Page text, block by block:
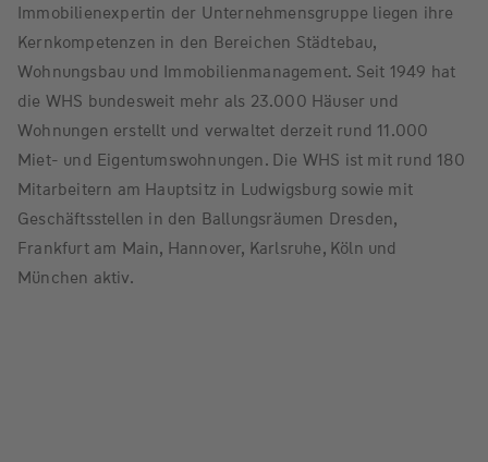
Immobilienexpertin der Unternehmensgruppe liegen ihre
Kernkompetenzen in den Bereichen Städtebau,
Wohnungsbau und Immobilienmanagement. Seit 1949 hat
die WHS bundesweit mehr als 23.000 Häuser und
Wohnungen erstellt und verwaltet derzeit rund 11.000
Miet- und Eigentumswohnungen. Die WHS ist mit rund 180
Mitarbeitern am Hauptsitz in Ludwigsburg sowie mit
Geschäftsstellen in den Ballungsräumen Dresden,
Frankfurt am Main, Hannover, Karlsruhe, Köln und
München aktiv.